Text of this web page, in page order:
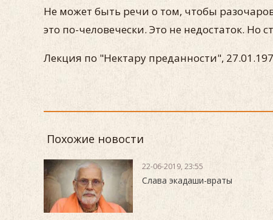
Не может быть речи о том, чтобы
это по-человечески. Это не недостаток. Но
Лекция по "Нектару преданности",
Похожие новости
22-06-2019, 23:55
Слава экадаши-враты